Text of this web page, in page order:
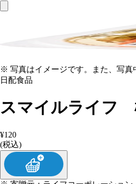
※ 写真はイメージです。また、写真
日配食品
スマイルライフ
¥120
(税込)